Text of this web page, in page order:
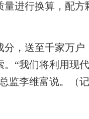
进行换算，配
，送至千家万户
“我们将利用现
监李维富说。（